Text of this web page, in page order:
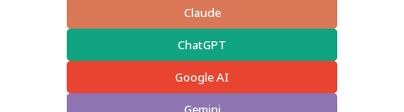
Claude
ChatGPT
Google AI